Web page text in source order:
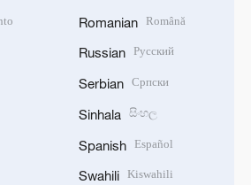
Romanian Română
Russian Русский
Serbian Српски
Sinhala සිංහල
Spanish Español
Swahili Kiswahili